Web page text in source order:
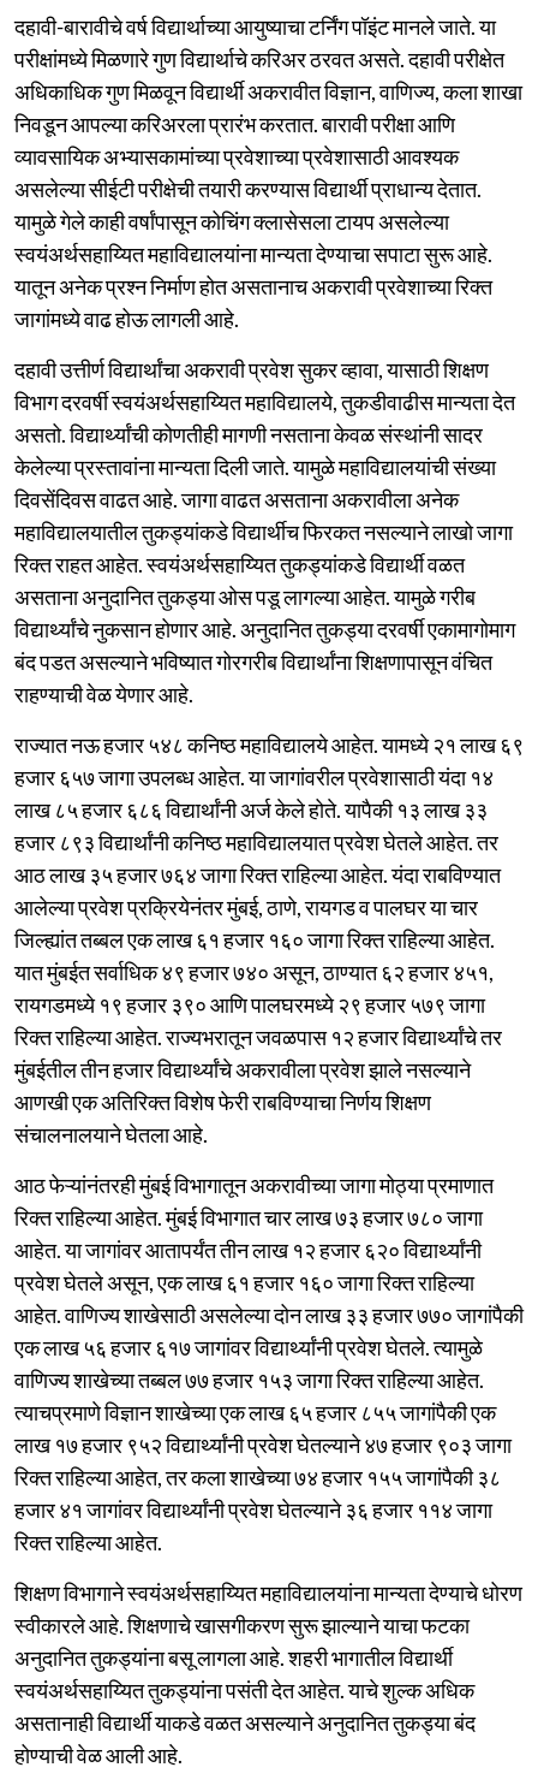
दहावी-बारावीचे वर्ष विद्यार्थाच्या आयुष्याचा टर्निंग पॉइंट मानले जाते. या
परीक्षांमध्ये मिळणारे गुण विद्यार्थाचे करिअर ठरवत असते. दहावी परीक्षेत
अधिकाधिक गुण मिळवून विद्यार्थी अकरावीत विज्ञान, वाणिज्य, कला शाखा
निवडून आपल्या करिअरला प्रारंभ करतात. बारावी परीक्षा आणि
व्यावसायिक अभ्यासकामांच्या प्रवेशाच्या प्रवेशासाठी आवश्यक
असलेल्या सीईटी परीक्षेची तयारी करण्यास विद्यार्थी प्राधान्य देतात.
यामुळे गेले काही वर्षांपासून कोचिंग क्लासेसला टायप असलेल्या
स्वयंअर्थसहाय्यित महाविद्यालयांना मान्यता देण्याचा सपाटा सुरू आहे.
यातून अनेक प्रश्न निर्माण होत असतानाच अकरावी प्रवेशाच्या रिक्त
जागांमध्ये वाढ होऊ लागली आहे.
दहावी उत्तीर्ण विद्यार्थांचा अकरावी प्रवेश सुकर व्हावा, यासाठी शिक्षण
विभाग दरवर्षी स्वयंअर्थसहाय्यित महाविद्यालये, तुकडीवाढीस मान्यता देत
असतो. विद्यार्थ्यांची कोणतीही मागणी नसताना केवळ संस्थांनी सादर
केलेल्या प्रस्तावांना मान्यता दिली जाते. यामुळे महाविद्यालयांची संख्या
दिवसेंदिवस वाढत आहे. जागा वाढत असताना अकरावीला अनेक
महाविद्यालयातील तुकड्यांकडे विद्यार्थीच फिरकत नसल्याने लाखो जागा
रिक्त राहत आहेत. स्वयंअर्थसहाय्यित तुकड्यांकडे विद्यार्थी वळत
असताना अनुदानित तुकड्या ओस पडू लागल्या आहेत. यामुळे गरीब
विद्यार्थ्यांचे नुकसान होणार आहे. अनुदानित तुकड्या दरवर्षी एकामागोमाग
बंद पडत असल्याने भविष्यात गोरगरीब विद्यार्थांना शिक्षणापासून वंचित
राहण्याची वेळ येणार आहे.
राज्यात नऊ हजार ५४८ कनिष्ठ महाविद्यालये आहेत. यामध्ये २१ लाख ६९
हजार ६५७ जागा उपलब्ध आहेत. या जागांवरील प्रवेशासाठी यंदा १४
लाख ८५ हजार ६८६ विद्यार्थांनी अर्ज केले होते. यापैकी १३ लाख ३३
हजार ८९३ विद्यार्थांनी कनिष्ठ महाविद्यालयात प्रवेश घेतले आहेत. तर
आठ लाख ३५ हजार ७६४ जागा रिक्त राहिल्या आहेत. यंदा राबविण्यात
आलेल्या प्रवेश प्रक्रियेनंतर मुंबई, ठाणे, रायगड व पालघर या चार
जिल्ह्यांत तब्बल एक लाख ६१ हजार १६० जागा रिक्त राहिल्या आहेत.
यात मुंबईत सर्वाधिक ४९ हजार ७४० असून, ठाण्यात ६२ हजार ४५१,
रायगडमध्ये १९ हजार ३९० आणि पालघरमध्ये २९ हजार ५७९ जागा
रिक्त राहिल्या आहेत. राज्यभरातून जवळपास १२ हजार विद्यार्थ्यांचे तर
मुंबईतील तीन हजार विद्यार्थ्यांचे अकरावीला प्रवेश झाले नसल्याने
आणखी एक अतिरिक्त विशेष फेरी राबविण्याचा निर्णय शिक्षण
संचालनालयाने घेतला आहे.
आठ फेऱ्यांनंतरही मुंबई विभागातून अकरावीच्या जागा मोठ्या प्रमाणात
रिक्त राहिल्या आहेत. मुंबई विभागात चार लाख ७३ हजार ७८० जागा
आहेत. या जागांवर आतापर्यंत तीन लाख १२ हजार ६२० विद्यार्थ्यांनी
प्रवेश घेतले असून, एक लाख ६१ हजार १६० जागा रिक्त राहिल्या
आहेत. वाणिज्य शाखेसाठी असलेल्या दोन लाख ३३ हजार ७७० जागांपैकी
एक लाख ५६ हजार ६१७ जागांवर विद्यार्थ्यांनी प्रवेश घेतले. त्यामुळे
वाणिज्य शाखेच्या तब्बल ७७ हजार १५३ जागा रिक्त राहिल्या आहेत.
त्याचप्रमाणे विज्ञान शाखेच्या एक लाख ६५ हजार ८५५ जागांपैकी एक
लाख १७ हजार ९५२ विद्यार्थ्यांनी प्रवेश घेतल्याने ४७ हजार ९०३ जागा
रिक्त राहिल्या आहेत, तर कला शाखेच्या ७४ हजार १५५ जागांपैकी ३८
हजार ४१ जागांवर विद्यार्थ्यांनी प्रवेश घेतल्याने ३६ हजार ११४ जागा
रिक्त राहिल्या आहेत.
शिक्षण विभागाने स्वयंअर्थसहाय्यित महाविद्यालयांना मान्यता देण्याचे धोरण
स्वीकारले आहे. शिक्षणाचे खासगीकरण सुरू झाल्याने याचा फटका
अनुदानित तुकड्यांना बसू लागला आहे. शहरी भागातील विद्यार्थी
स्वयंअर्थसहाय्यित तुकड्यांना पसंती देत आहेत. याचे शुल्क अधिक
असतानाही विद्यार्थी याकडे वळत असल्याने अनुदानित तुकड्या बंद
होण्याची वेळ आली आहे.